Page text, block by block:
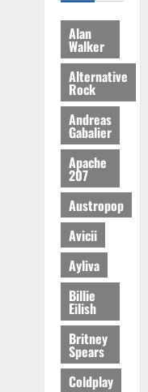
Alan
Walker
Alternative
Rock
Andreas
Gabalier
Apache
207
Austropop
Avicii
Ayliva
Billie
Eilish
Britney
Spears
Coldplay